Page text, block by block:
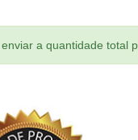
a quantidade total